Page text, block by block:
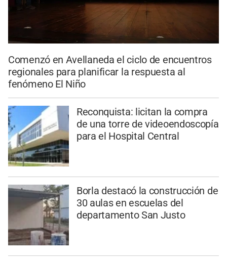
Comenzó en Avellaneda el ciclo de encuentros
regionales para planificar la respuesta al
fenómeno El Niño
Reconquista: licitan la compra
de una torre de videoendoscopía
para el Hospital Central
Borla destacó la construcción de
30 aulas en escuelas del
departamento San Justo